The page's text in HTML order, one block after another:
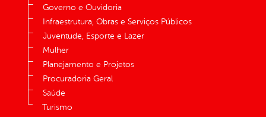
Governo e Ouvidoria
Infraestrutura, Obras e Serviços Públicos
Juventude, Esporte e Lazer
Mulher
Planejamento e Projetos
Procuradoria Geral
Saúde
Turismo